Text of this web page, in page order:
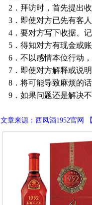
2．拜访时，首先提出
3．即使对方已先有客人
4．要对方写下收据、记
5．得知对方有现金或
6．不以感情本位行动，
7．即使对方解释或说明
8．将可能导致麻烦的话
9．如果问题还是解决不
文章来源：西凤酒1952官网